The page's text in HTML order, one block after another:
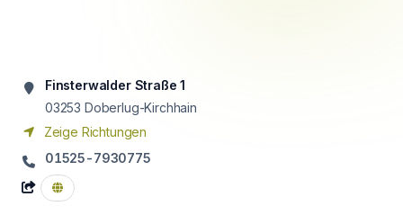
Finsterwalder Straße 1
03253 Doberlug-Kirchhain
Zeige Richtungen
01525-7930775